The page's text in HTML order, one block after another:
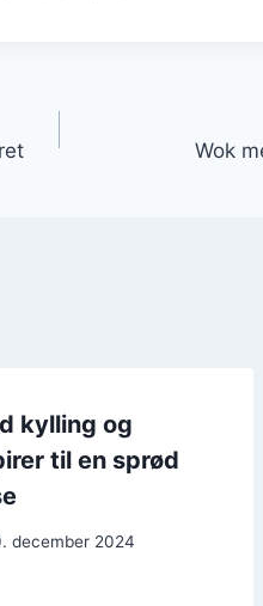
Wok
kylling og
til en sprød
december 2024